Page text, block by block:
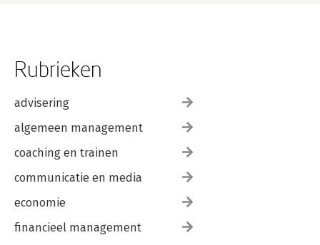
Rubrieken
advisering
algemeen management
coaching en trainen
communicatie en media
economie
financieel management